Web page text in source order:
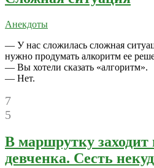
Анекдоты
— У нас сложилась сложная
нужно продумать алкоритм ее
— Вы хотели сказать «алгоритм».
— Нет.
7
5
В маршрутку заходит
девченка. Сесть